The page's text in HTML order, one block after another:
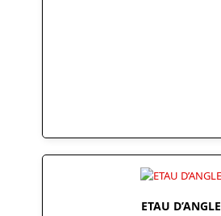
ETAU D’ANGLE